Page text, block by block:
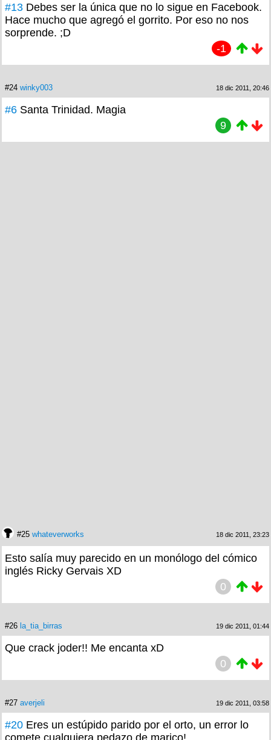
#13 Debes ser la única que no lo sigue en Facebook.
Hace mucho que agregó el gorrito. Por eso no nos
sorprende. ;D
-1
#24 winky003 18 dic 2011, 20:46
#6 Santa Trinidad. Magia
9
#25 whateverworks 18 dic 2011, 23:23
Esto salía muy parecido en un monólogo del cómico
inglés Ricky Gervais XD
0
#26 la_tia_birras 19 dic 2011, 01:44
Que crack joder!! Me encanta xD
0
#27 averjeli 19 dic 2011, 03:58
#20 Eres un estúpido parido por el orto, un error lo
comete cualquiera pedazo de marico!